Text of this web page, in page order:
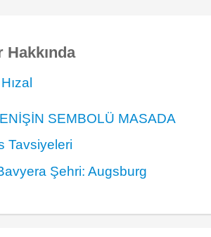
Hakkında
SEMBOLÜ MASADA
Tavsiyeleri
Şehri: Augsburg